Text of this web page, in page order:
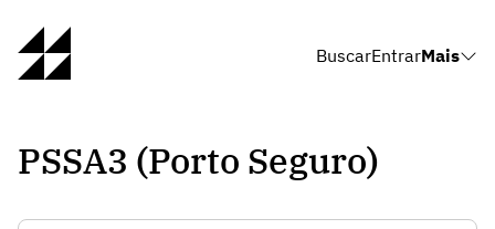
BuscarEntrarMais
PSSA3 (Porto Seguro)